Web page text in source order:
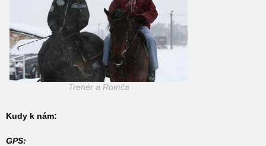
Trenér a Romča
Kudy k nám:
GPS: